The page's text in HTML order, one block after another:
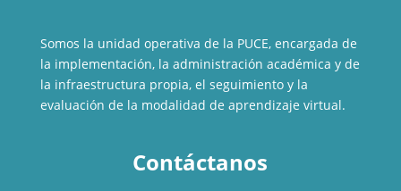
Somos la unidad operativa de la PUCE, encargada de
la implementación, la administración académica y de
la infraestructura propia, el seguimiento y la
evaluación de la modalidad de aprendizaje virtual.
Contáctanos